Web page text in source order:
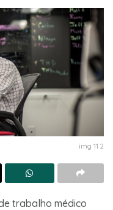
img 11 2
trabalho médico